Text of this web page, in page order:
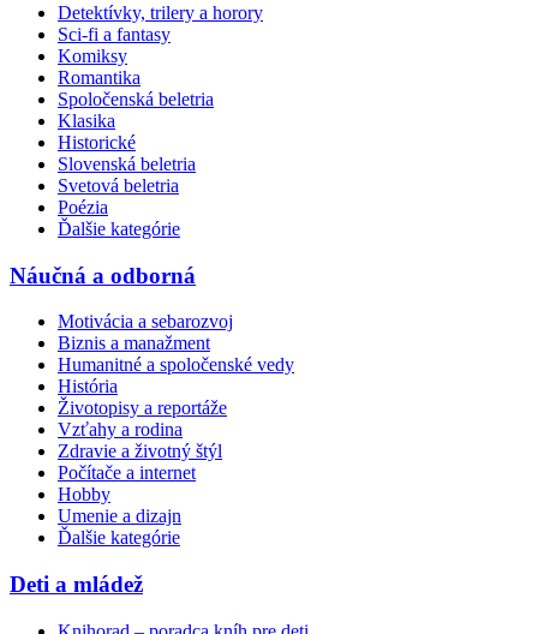
Detektívky, trilery a horory
Sci-fi a fantasy
Komiksy
Romantika
Spoločenská beletria
Klasika
Historické
Slovenská beletria
Svetová beletria
Poézia
Ďalšie kategórie
Náučná a odborná
Motivácia a sebarozvoj
Biznis a manažment
Humanitné a spoločenské vedy
História
Životopisy a reportáže
Vzťahy a rodina
Zdravie a životný štýl
Počítače a internet
Hobby
Umenie a dizajn
Ďalšie kategórie
Deti a mládež